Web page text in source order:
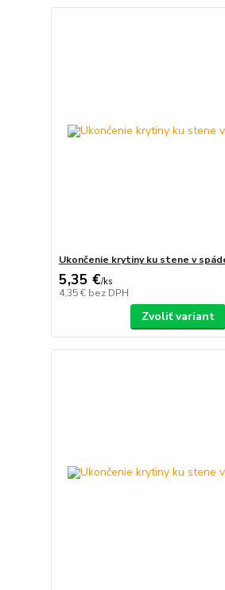
Ukončenie krytiny ku stene v
5,35 €/ks
4,35 € bez DPH
Zvoliť variant